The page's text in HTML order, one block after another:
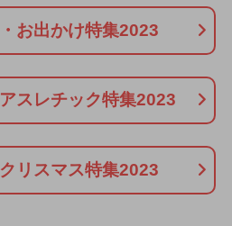
お出かけ特集2023
スレチック特集2023
リスマス特集2023